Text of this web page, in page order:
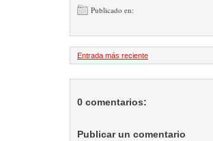
Publicado en:
Entrada más reciente
0 comentarios:
Publicar un comentario